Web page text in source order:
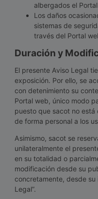
albergados el
Los daños
sistemas de
través del Portal
Duración y
El presente Aviso Legal
exposición. Por ello, se
con detenimiento su
Portal web, único modo
puesto que sacot no
de forma personal a los
Asimismo, sacot se
unilateralmente el
en su totalidad o
modificación desde su
concretamente, desde su
Legal”.